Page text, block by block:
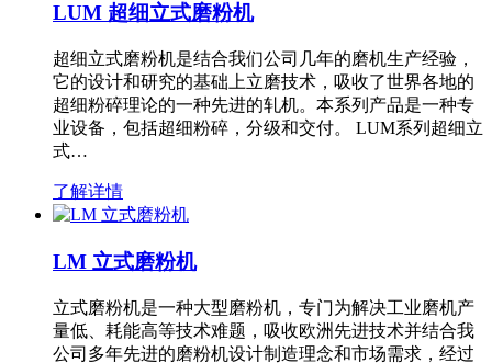
LUM 超细立式磨粉机
超细立式磨粉机是结合我们公司几年的磨机生产经验，
它的设计和研究的基础上立磨技术，吸收了世界各地的
超细粉碎理论的一种先进的轧机。本系列产品是一种专
业设备，包括超细粉碎，分级和交付。 LUM系列超细立
式…
了解详情
LM 立式磨粉机
立式磨粉机是一种大型磨粉机，专门为解决工业磨机产
量低、耗能高等技术难题，吸收欧洲先进技术并结合我
公司多年先进的磨粉机设计制造理念和市场需求，经过